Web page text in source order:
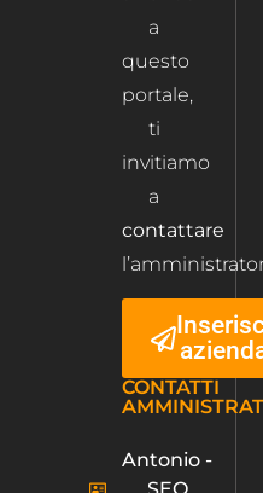
a
questo
portale,
ti
invitiamo
a
contattare
CONTATTI
Antonio -